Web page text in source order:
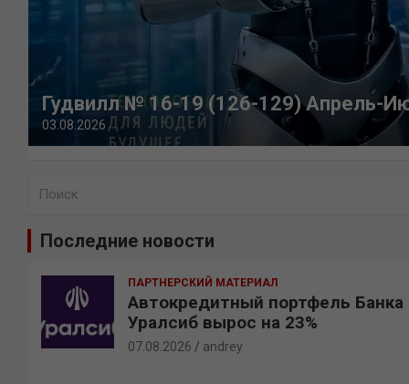
Гудвилл № 16-19 (126-129) Апрель-
03.08.2026
Последние новости
ПАРТНЕРСКИЙ МАТЕРИАЛ
Автокредитный портфель Банка
Уралсиб вырос на 23%
07.08.2026 andrey